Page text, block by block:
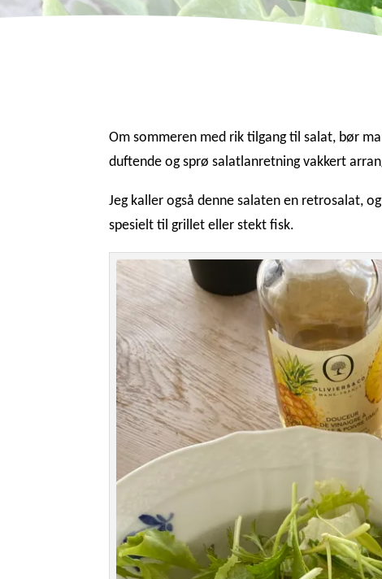
Om sommeren med rik tilgang til salat, bør
duftende og sprø salatlanretning vakkert
Jeg kaller også denne salaten en retrosalat,
spesielt til grillet eller stekt fisk.